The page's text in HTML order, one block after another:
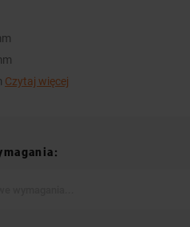
Czytaj więcej